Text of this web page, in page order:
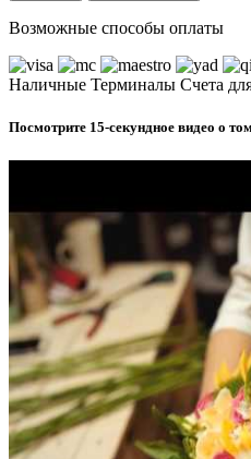
Возможные способы оплаты
Наличные Терминалы Счета
Посмотрите 15-секундное видео о